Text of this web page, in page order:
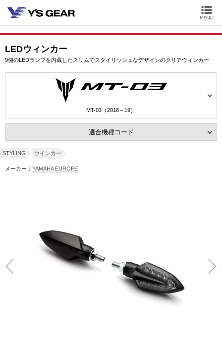
LEDウィンカー
9個のLEDランプを内蔵したスリムでスタイリッシュなデザインのクリアウィンカー
MT-03（2018～19）
適合機種コード
STYLING ウインカー
メーカー： YAMAHA EUROPE